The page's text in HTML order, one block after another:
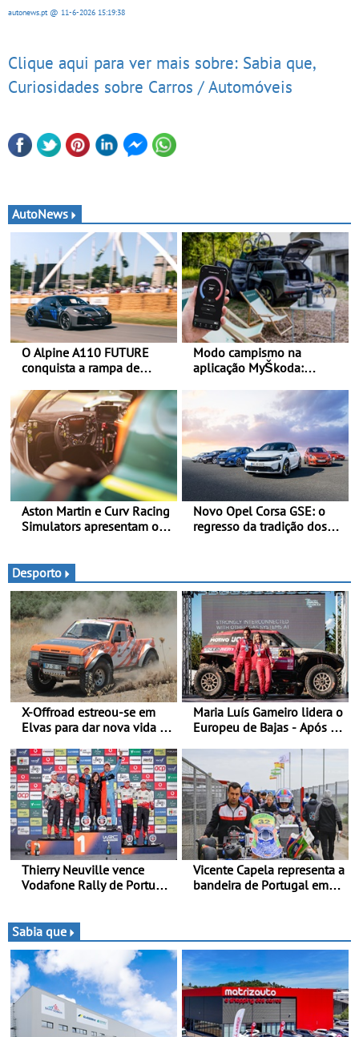
autonews.pt @ 11-6-2026 15:19:38
Clique aqui para ver mais sobre: Sabia que,
Curiosidades sobre Carros / Automóveis
AutoNews
O Alpine A110 FUTURE
conquista a rampa de
dinâmica a nível mundial -
O protótipo de
desenvolvimento do Alpine
A110 FUTURE fez a sua
estreia dinâmica, em
público
Modo campismo na
aplicação MyŠkoda:
veículos elétricos
Aston Martin e Curv Racing
Simulators apresentam o
os Aston Martin Valkyrie
que competem em Le Mans
Novo Opel Corsa GSE: o
regresso da tradição dos
100 km/h em 5,5 segundos
Desporto
X-Offroad estreou-se em
Elvas para dar nova vida às
terreno - Primeira prova do
novo troféu juntou 14
pilotos no Alto Alentejo,
com viaturas T0, T8 e TA
em competição
Maria Luís Gameiro lidera o
Europeu de Bajas - Após a
Thierry Neuville vence
Vodafone Rally de Portugal
Vicente Capela representa a
bandeira de Portugal em
ronda do Campeonato
Teruel
Sabia que